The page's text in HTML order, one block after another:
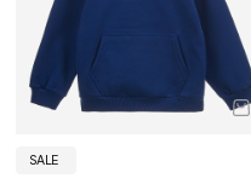
SALE